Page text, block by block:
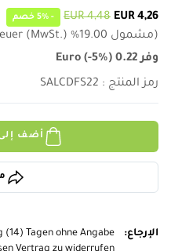
4,26 EUR
4,48 EUR
-
5% خصم
(مشمول 19.00
%
(MwSt.)
وفر 0.22
Euro (-5%)
رمز المنتج :
SALCDFS22
أضف
الإرجاع:
(14) Tagen ohne Angabe